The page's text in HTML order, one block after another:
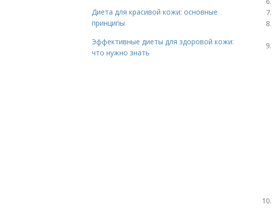
Диета для красивой кожи: основные
принципы
Эффективные диеты для здоровой кожи:
что нужно знать